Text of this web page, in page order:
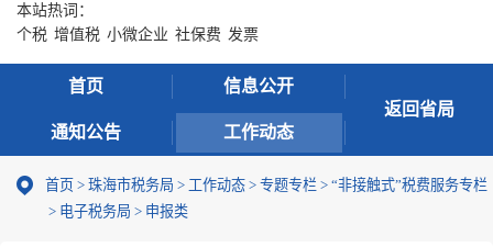
本站热词：
个税 增值税 小微企业 社保费 发票
首页 信息公开
通知公告 工作动态
返回省局
首页 > 珠海市税务局 > 工作动态 > 专题专栏 > “非接触式”税费服务专栏
> 电子税务局 > 申报类